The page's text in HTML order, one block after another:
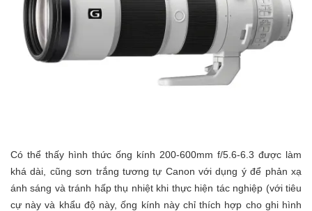
Có thể thấy hình thức ống kính 200-600mm f/5.6-6.3 được làm
khá dài, cũng sơn trắng tương tự Canon với dụng ý để phản xạ
ánh sáng và tránh hấp thụ nhiệt khi thực hiện tác nghiệp (với tiêu
cự này và khẩu độ này, ống kính này chỉ thích hợp cho ghi hình